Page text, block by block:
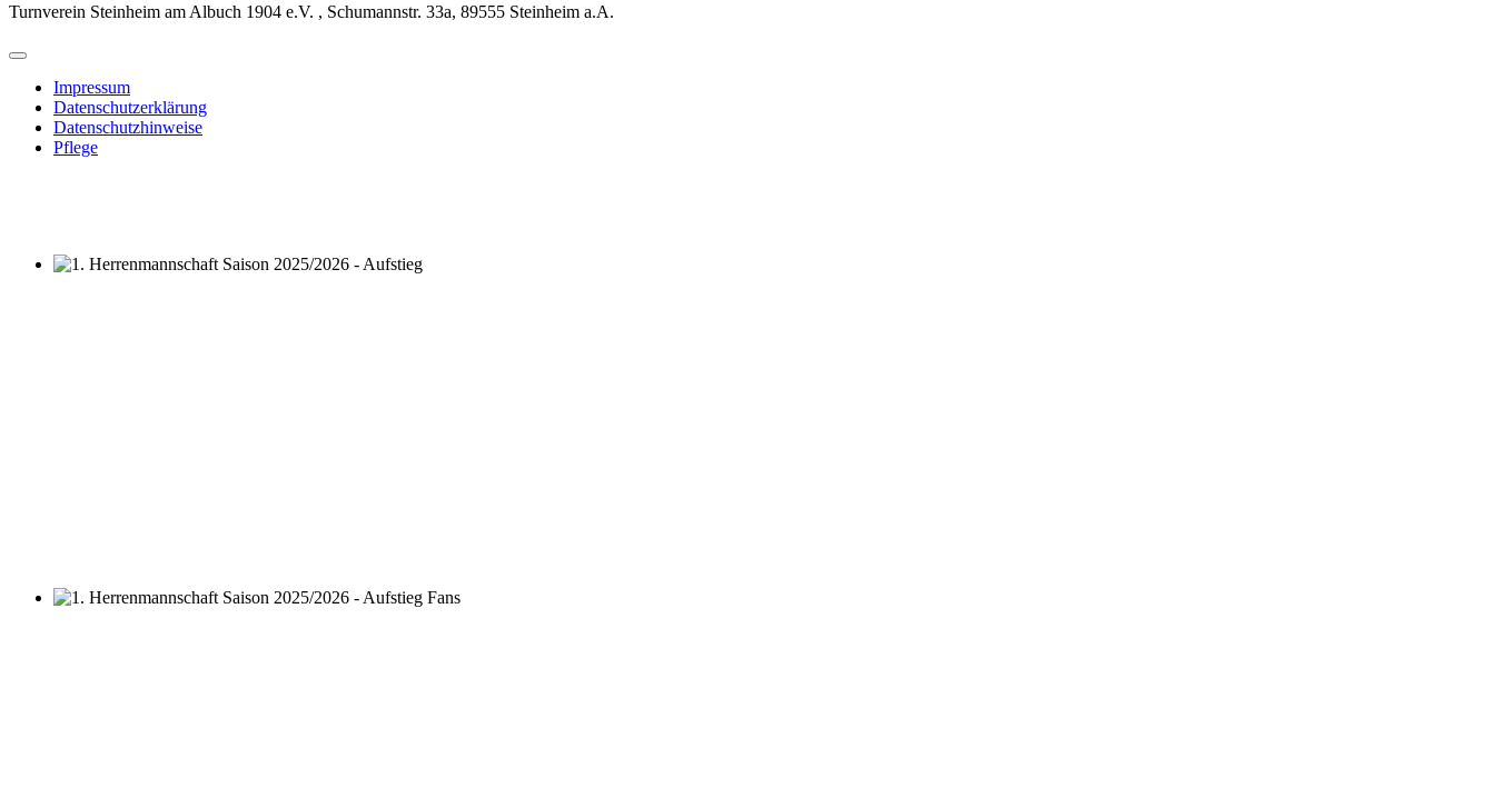
Turnverein Steinheim am Albuch 1904 e.V. , Schumannstr. 33a, 89555 Steinheim a.A.
Impressum
Datenschutzerklärung
Datenschutzhinweise
Pflege